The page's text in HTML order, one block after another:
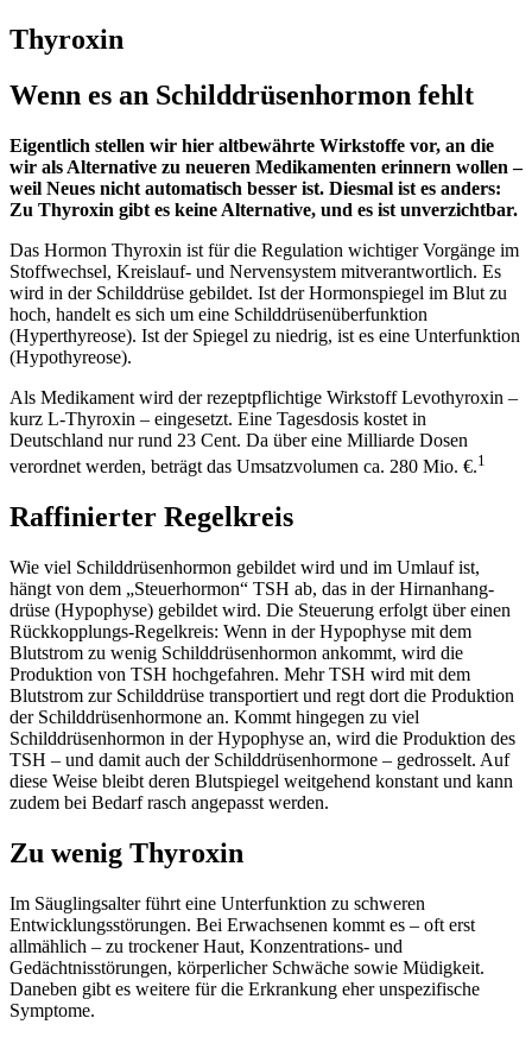
Thyroxin
Wenn es an Schilddrüsenhormon fehlt
Eigentlich stellen wir hier altbewährte Wirkstoffe vor, an die
wir als Alternative zu neueren Medikamenten erinnern wollen –
weil Neues nicht automatisch besser ist. Diesmal ist es anders:
Zu Thyroxin gibt es keine Alternative, und es ist unverzichtbar.
Das Hormon Thyroxin ist für die Regulation wichtiger Vorgänge im
Stoffwechsel, Kreislauf- und Nervensystem mitverantwortlich. Es
wird in der Schilddrüse gebildet. Ist der Hormonspiegel im Blut zu
hoch, handelt es sich um eine Schilddrüsenüberfunktion
(Hyperthyreose). Ist der Spiegel zu niedrig, ist es eine Unterfunktion
(Hypothyreose).
Als Medikament wird der rezeptpflichtige Wirkstoff Levothyroxin –
kurz L-Thyroxin – eingesetzt. Eine Tagesdosis kostet in
Deutschland nur rund 23 Cent. Da über eine Milliarde Dosen
verordnet werden, beträgt das Umsatzvolumen ca. 280 Mio. €.1
Raffinierter Regelkreis
Wie viel Schilddrüsenhormon gebildet wird und im Umlauf ist,
hängt von dem „Steuerhormon“ TSH ab, das in der Hirnanhang­
drüse (Hypophyse) gebildet wird. Die Steuerung erfolgt über einen
Rückkopplungs-Regelkreis: Wenn in der Hypophyse mit dem
Blutstrom zu wenig Schilddrüsenhormon ankommt, wird die
Produktion von TSH hochgefahren. Mehr TSH wird mit dem
Blutstrom zur Schilddrüse transportiert und regt dort die Produktion
der Schilddrüsenhormone an. Kommt hingegen zu viel
Schilddrüsenhormon in der Hypophyse an, wird die Produktion des
TSH – und damit auch der Schilddrüsenhormone – gedrosselt. Auf
diese Weise bleibt deren Blutspiegel weitgehend konstant und kann
zudem bei Bedarf rasch angepasst werden.
Zu wenig Thyroxin
Im Säuglingsalter führt eine Unterfunktion zu schweren
Entwicklungsstörungen. Bei Erwachsenen kommt es – oft erst
allmählich – zu trockener Haut, Konzentrations- und
Gedächtnisstörungen, körperlicher Schwäche sowie Müdigkeit.
Daneben gibt es weitere für die Erkrankung eher unspezifische
Symptome.